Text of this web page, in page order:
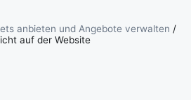
anbieten und Angebote verwalten /
auf der Website